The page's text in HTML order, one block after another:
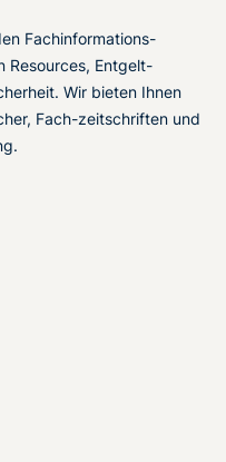
Fachinformations-
Resources, Entgelt-
Wir bieten Ihnen
Fach-zeitschriften und